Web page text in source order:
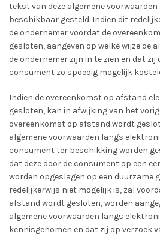
tekst van deze algemene
beschikbaar gesteld. Indien dit
de ondernemer voordat de
gesloten, aangeven op welke wijze de
de ondernemer zijn in te zien en dat zij
consument zo spoedig mogelijk
Indien de overeenkomst op afstand
gesloten, kan in afwijking van het
overeenkomst op afstand wordt
algemene voorwaarden langs
consument ter beschikking worden
dat deze door de consument op een
worden opgeslagen op een duurzame
redelijkerwijs niet mogelijk is, zal
afstand wordt gesloten, worden
algemene voorwaarden langs
kennisgenomen en dat zij op verzoek